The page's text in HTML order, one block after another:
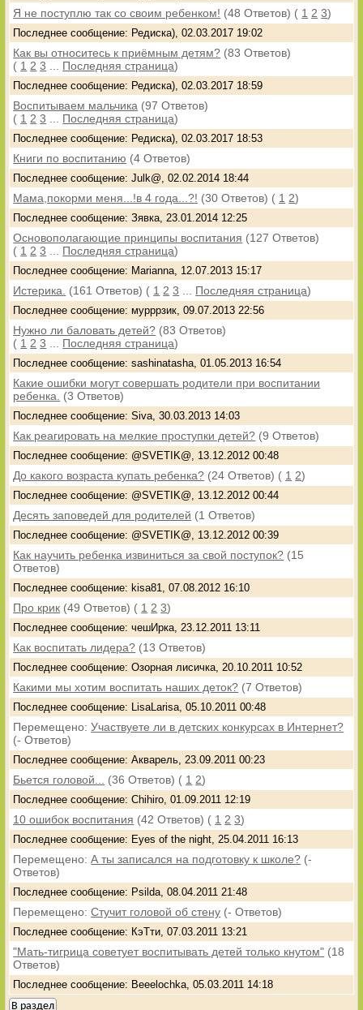
Я не поступлю так со своим ребенком! (48 Ответов) ( 1 2 3)
Последнее сообщение: Редиска), 02.03.2017 19:02
Как вы относитесь к приёмным детям? (83 Ответов)
( 1 2 3 Последняя страница)
Последнее сообщение: Редиска), 02.03.2017 18:59
Воспитываем мальчика (97 Ответов)
( 1 2 3 Последняя страница)
Последнее сообщение: Редиска), 02.03.2017 18:53
Книги по воспитанию (4 Ответов)
Последнее сообщение: Julk@, 02.02.2014 18:44
Мама,покорми меня...!в 4 года...?! (30 Ответов) ( 1 2)
Последнее сообщение: Зявка, 23.01.2014 12:25
Основополагающие принципы воспитания (127 Ответов)
( 1 2 3 Последняя страница)
Последнее сообщение: Marianna, 12.07.2013 15:17
Истерика. (161 Ответов) ( 1 2 3 Последняя страница)
Последнее сообщение: мурррзик, 09.07.2013 22:56
Нужно ли баловать детей? (83 Ответов)
( 1 2 3 Последняя страница)
Последнее сообщение: sashinatasha, 01.05.2013 16:54
Какие ошибки могут совершать родители при воспитании
ребенка.
(3 Ответов)
Последнее сообщение: Siva, 30.03.2013 14:03
Как реагировать на мелкие проступки детей? (9 Ответов)
Последнее сообщение: @SVETIK@, 13.12.2012 00:48
До какого возраста купать ребенка? (24 Ответов) ( 1 2)
Последнее сообщение: @SVETIK@, 13.12.2012 00:44
Десять заповедей для родителей (1 Ответов)
Последнее сообщение: @SVETIK@, 13.12.2012 00:39
Как научить ребенка извиниться за свой поступок? (15
Ответов)
Последнее сообщение: kisa81, 07.08.2012 16:10
Про крик (49 Ответов) ( 1 2 3)
Последнее сообщение: чешИрка, 23.12.2011 13:11
Как воспитать лидера? (13 Ответов)
Последнее сообщение: Озорная лисичка, 20.10.2011 10:52
Какими мы хотим воспитать наших деток? (7 Ответов)
Последнее сообщение: LisaLarisa, 05.10.2011 00:48
Перемещено:Участвуете ли в детских конкурсах в Интернет?
(- Ответов)
Последнее сообщение: Акварель, 23.09.2011 00:23
Бьется головой... (36 Ответов) ( 1 2)
Последнее сообщение: Chihiro, 01.09.2011 12:19
10 ошибок воспитания (42 Ответов) ( 1 2 3)
Последнее сообщение: Eyes of the night, 25.04.2011 16:13
Перемещено:А ты записался на подготовку к школе? (-
Ответов)
Последнее сообщение: Psilda, 08.04.2011 21:48
Перемещено:Стучит головой об стену (- Ответов)
Последнее сообщение: КэТти, 07.03.2011 13:21
"Мать-тигрица советует воспитывать детей только кнутом" (18
Ответов)
Последнее сообщение: Beeelochka, 05.03.2011 14:18
В раздел